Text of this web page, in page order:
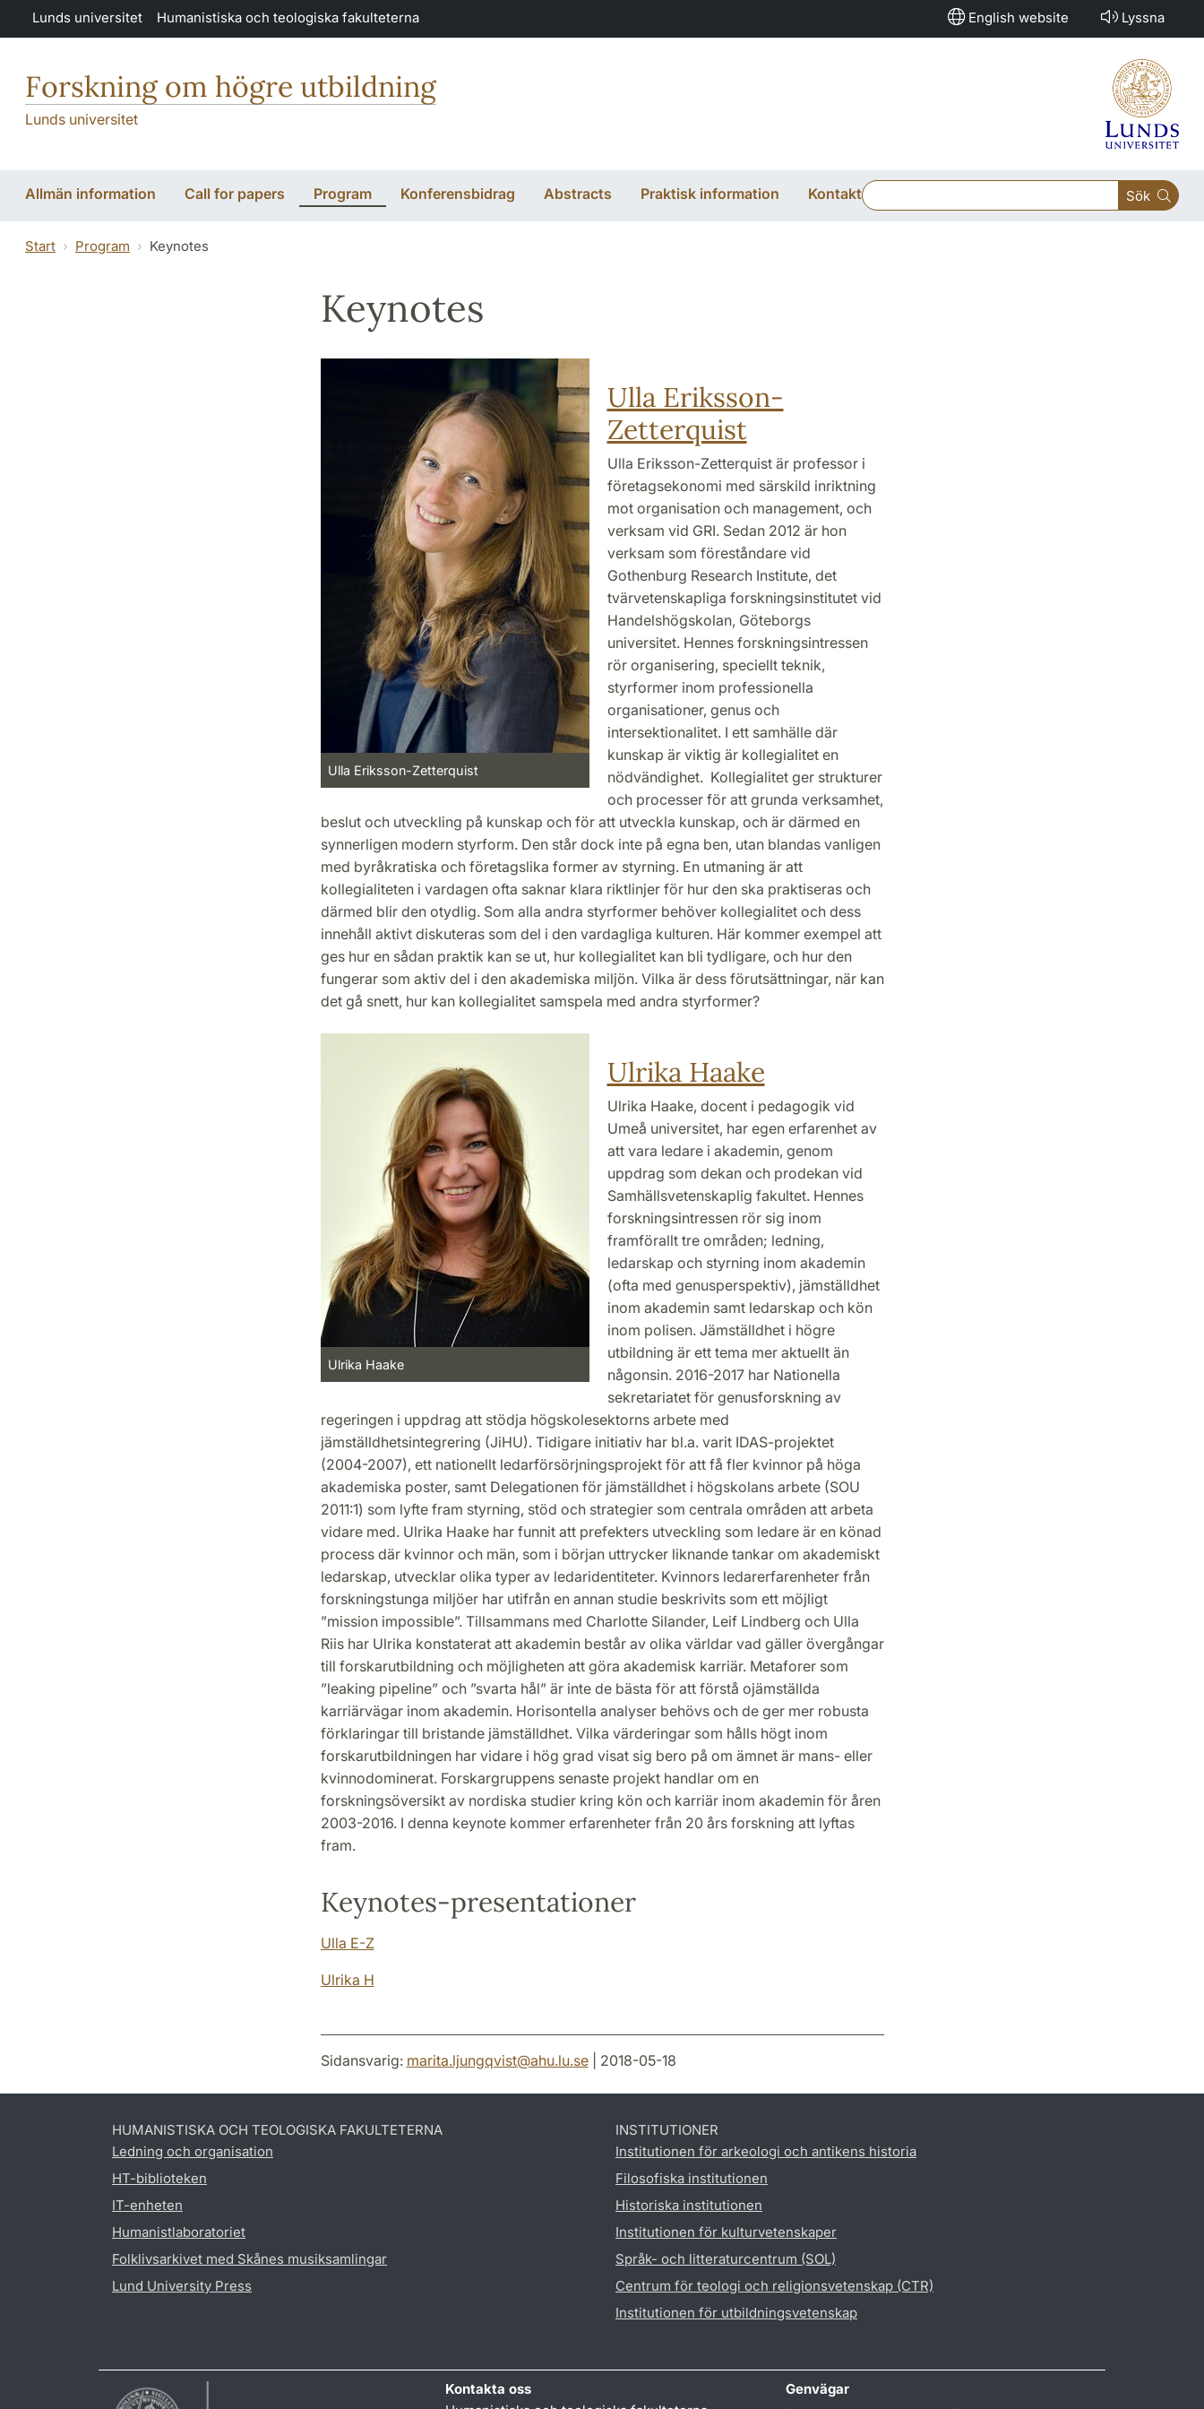
Hoppa till huvudinnehåll
Lunds universitet Humanistiska och teologiska fakulteterna English website Lyssna
Forskning om högre utbildning
Lunds universitet
Allmän information Call for papers Program Konferensbidrag Abstracts Praktisk information Kontakt Sök
Start Program Keynotes
Keynotes
Ulla Eriksson-Zetterquist
Ulla Eriksson-
Zetterquist
Ulla Eriksson-Zetterquist är professor i
företagsekonomi med särskild inriktning
mot organisation och management, och
verksam vid GRI. Sedan 2012 är hon
verksam som föreståndare vid
Gothenburg Research Institute, det
tvärvetenskapliga forskningsinstitutet vid
Handelshögskolan, Göteborgs
universitet. Hennes forskningsintressen
rör organisering, speciellt teknik,
styrformer inom professionella
organisationer, genus och
intersektionalitet. I ett samhälle där
kunskap är viktig är kollegialitet en
nödvändighet. Kollegialitet ger strukturer
och processer för att grunda verksamhet,
beslut och utveckling på kunskap och för att utveckla kunskap, och är därmed en
synnerligen modern styrform. Den står dock inte på egna ben, utan blandas vanligen
med byråkratiska och företagslika former av styrning. En utmaning är att
kollegialiteten i vardagen ofta saknar klara riktlinjer för hur den ska praktiseras och
därmed blir den otydlig. Som alla andra styrformer behöver kollegialitet och dess
innehåll aktivt diskuteras som del i den vardagliga kulturen. Här kommer exempel att
ges hur en sådan praktik kan se ut, hur kollegialitet kan bli tydligare, och hur den
fungerar som aktiv del i den akademiska miljön. Vilka är dess förutsättningar, när kan
det gå snett, hur kan kollegialitet samspela med andra styrformer?
Ulrika Haake
Ulrika Haake
Ulrika Haake, docent i pedagogik vid
Umeå universitet, har egen erfarenhet av
att vara ledare i akademin, genom
uppdrag som dekan och prodekan vid
Samhällsvetenskaplig fakultet. Hennes
forskningsintressen rör sig inom
framförallt tre områden; ledning,
ledarskap och styrning inom akademin
(ofta med genusperspektiv), jämställdhet
inom akademin samt ledarskap och kön
inom polisen. Jämställdhet i högre
utbildning är ett tema mer aktuellt än
någonsin. 2016-2017 har Nationella
sekretariatet för genusforskning av
regeringen i uppdrag att stödja högskolesektorns arbete med
jämställdhetsintegrering (JiHU). Tidigare initiativ har bl.a. varit IDAS-projektet
(2004-2007), ett nationellt ledarförsörjningsprojekt för att få fler kvinnor på höga
akademiska poster, samt Delegationen för jämställdhet i högskolans arbete (SOU
2011:1) som lyfte fram styrning, stöd och strategier som centrala områden att arbeta
vidare med. Ulrika Haake har funnit att prefekters utveckling som ledare är en könad
process där kvinnor och män, som i början uttrycker liknande tankar om akademiskt
ledarskap, utvecklar olika typer av ledaridentiteter. Kvinnors ledarerfarenheter från
forskningstunga miljöer har utifrån en annan studie beskrivits som ett möjligt
”mission impossible”. Tillsammans med Charlotte Silander, Leif Lindberg och Ulla
Riis har Ulrika konstaterat att akademin består av olika världar vad gäller övergångar
till forskarutbildning och möjligheten att göra akademisk karriär. Metaforer som
”leaking pipeline” och ”svarta hål” är inte de bästa för att förstå ojämställda
karriärvägar inom akademin. Horisontella analyser behövs och de ger mer robusta
förklaringar till bristande jämställdhet. Vilka värderingar som hålls högt inom
forskarutbildningen har vidare i hög grad visat sig bero på om ämnet är mans- eller
kvinnodominerat. Forskargruppens senaste projekt handlar om en
forskningsöversikt av nordiska studier kring kön och karriär inom akademin för åren
2003-2016. I denna keynote kommer erfarenheter från 20 års forskning att lyftas
fram.
Keynotes-presentationer
Ulla E-Z
Ulrika H
Sidansvarig: marita.ljungqvist@ahu.lu.se| 2018-05-18
HUMANISTISKA OCH TEOLOGISKA FAKULTETERNA
Ledning och organisation
HT-biblioteken
IT-enheten
Humanistlaboratoriet
Folklivsarkivet med Skånes musiksamlingar
Lund University Press
INSTITUTIONER
Institutionen för arkeologi och antikens historia
Filosofiska institutionen
Historiska institutionen
Institutionen för kulturvetenskaper
Språk- och litteraturcentrum (SOL)
Centrum för teologi och religionsvetenskap (CTR)
Institutionen för utbildningsvetenskap
Kontakta oss
Genvägar